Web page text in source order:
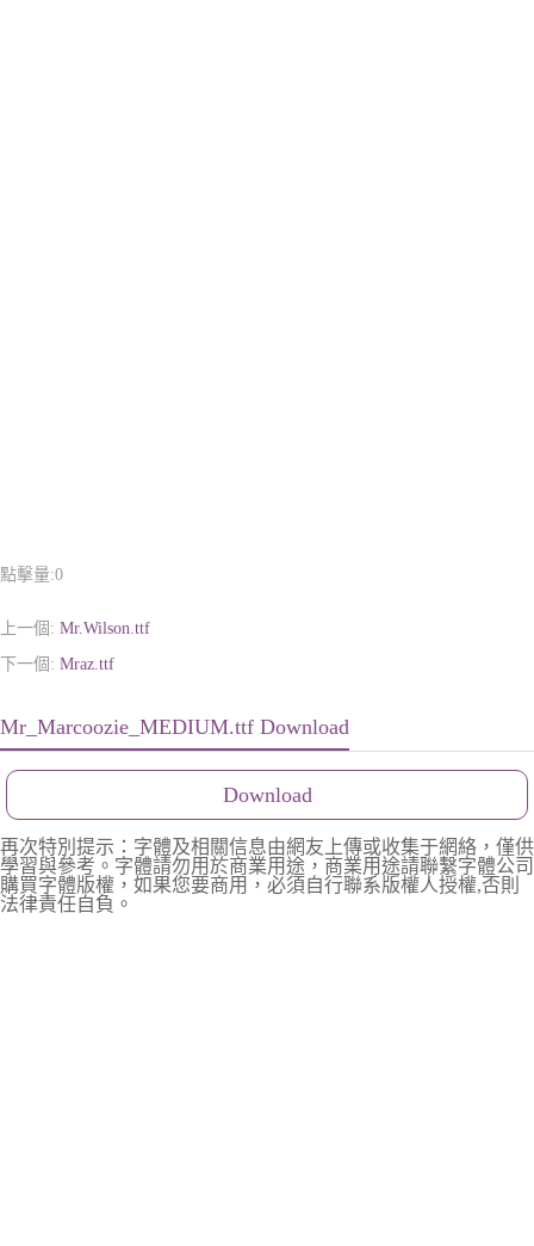
點擊量:0
上一個: Mr.Wilson.ttf
下一個: Mraz.ttf
Mr_Marcoozie_MEDIUM.ttf Download
Download
再次特別提示：字體及相關信息由網友上傳或收集于網絡，僅供
學習與參考。字體請勿用於商業用途，商業用途請聯繫字體公司
購買字體版權，如果您要商用，必須自行聯系版權人授權,否則
法律責任自負。